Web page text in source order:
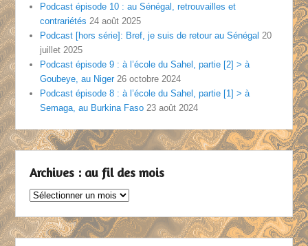
Podcast épisode 10 : au Sénégal, retrouvailles et
contrariétés 24 août 2025
Podcast [hors série]: Bref, je suis de retour au Sénégal 20
juillet 2025
Podcast épisode 9 : à l’école du Sahel, partie [2] > à
Goubeye, au Niger 26 octobre 2024
Podcast épisode 8 : à l’école du Sahel, partie [1] > à
Semaga, au Burkina Faso 23 août 2024
Archives : au fil des mois
Archives
au
fil